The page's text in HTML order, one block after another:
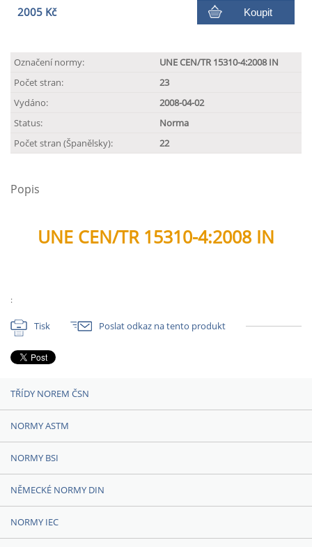
2005 Kč Koupit
Označení normy:
UNE CEN/TR 15310-4:2008 IN
Počet stran:
23
Vydáno:
2008-04-02
Status:
Norma
Počet stran (Španělsky):
22
Popis
UNE CEN/TR 15310-4:2008 IN
:
Tisk Poslat odkaz na tento produkt
TŘÍDY NOREM ČSN
NORMY ASTM
NORMY BSI
NĚMECKÉ NORMY DIN
NORMY IEC